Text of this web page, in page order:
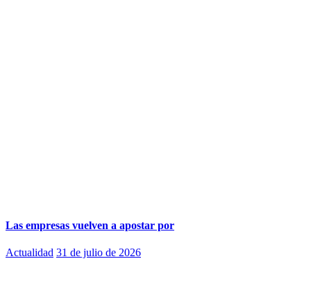
Las empresas vuelven a apostar por
Actualidad 31 de julio de 2026